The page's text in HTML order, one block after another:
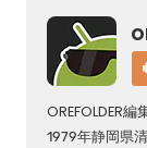
OREFOLDER編
1979年静岡県